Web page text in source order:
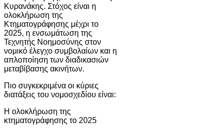
Κυρανάκης. Στόχος είναι η
ολοκλήρωση της
Κτηματογράφησης μέχρι το
2025, η ενσωμάτωση της
Τεχνητής Νοημοσύνης στον
νομικό έλεγχο συμβολαίων και η
απλοποίηση των διαδικασιών
μεταβίβασης ακινήτων.
Πιο συγκεκριμένα οι κύριες
διατάξεις του νομοσχεδίου είναι:
Η ολοκλήρωση της
κτηματογράφησης το 2025